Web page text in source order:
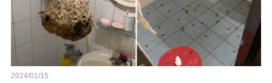
2024/01/15